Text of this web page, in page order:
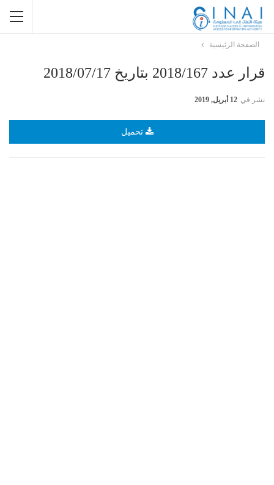
الصفحة الرئيسية
قرار عدد 2018/167 بتاريخ 2018/07/17
نشر في 12 أبريل, 2019
تحميل